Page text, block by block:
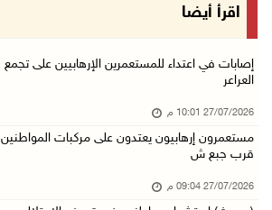
اقرأ أيضا
إصابات في اعتداء للمستعمرين الإرهابيين على تجمع
العراعر
27/07/2026 10:01 م
مستعمرون إرهابيون يعتدون على مركبات المواطنين
قرب جبع ش
27/07/2026 09:04 م